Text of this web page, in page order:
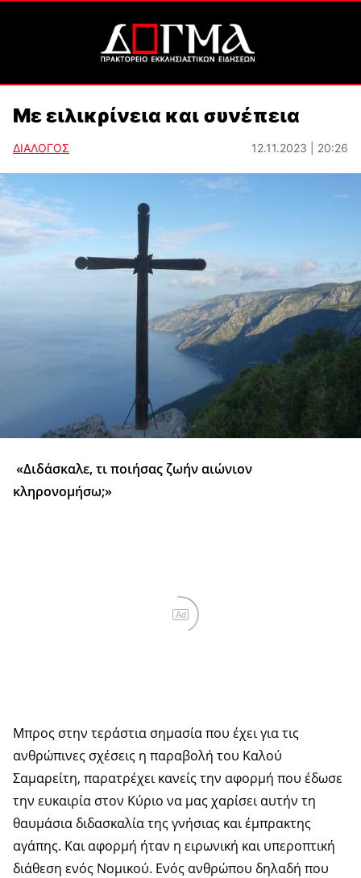
Με ειλικρίνεια και συνέπεια
ΔΙΑΛΟΓΟΣ 12.11.2023 | 20:26
«Διδάσκαλε, τι ποιήσας ζωήν αιώνιον
κληρονομήσω;»
Ad
Μπρος στην τεράστια σημασία που έχει για τις
ανθρώπινες σχέσεις η παραβολή του Καλού
Σαμαρείτη, παρατρέχει κανείς την αφορμή που έδωσε
την ευκαιρία στον Κύριο να μας χαρίσει αυτήν τη
θαυμάσια διδασκαλία της γνήσιας και έμπρακτης
αγάπης. Και αφορμή ήταν η ειρωνική και υπεροπτική
διάθεση ενός Νομικού. Ενός ανθρώπου δηλαδή που